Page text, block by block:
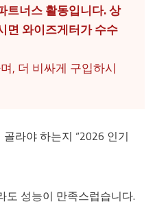
트너스 활동입니다. 상
면 와이즈게터가 수수
, 더 비싸게 구입하시
라야 하는지 “2026 인기
도 성능이 만족스럽습니다.